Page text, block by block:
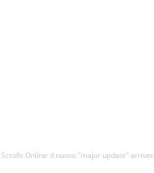
Online: il nuovo "major update"